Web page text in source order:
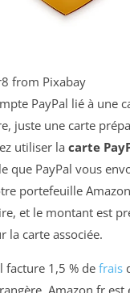
from Pixabay
PayPal lié à une
juste une carte
utiliser la carte
que PayPal vous
portefeuille
et le montant est
la carte associée.
facture 1,5 % de frais